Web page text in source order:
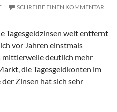
SCHREIBE EINEN KOMMENTAR
Tagesgeldzinsen weit entfernt
vor Jahren einstmals
mittlerweile deutlich mehr
die Tagesgeldkonten im
Zinsen hat sich sehr
mit Garantieverzinsung nur